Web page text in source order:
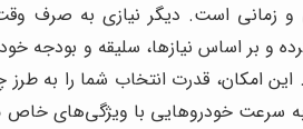
زمانی است. دیگر نیازی به صرف وقت
و بر اساس نیازها، سلیقه و بودجه
امکان، قدرت انتخاب شما را به
سرعت خودروهایی با ویژگی‌های خاص